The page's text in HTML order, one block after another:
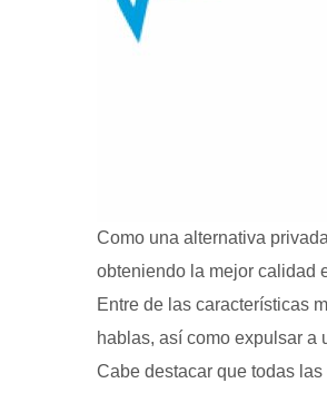
Como una alternativa
obteniendo la mejor calidad
Entre de las características
hablas, así como expulsar a
Cabe destacar que todas